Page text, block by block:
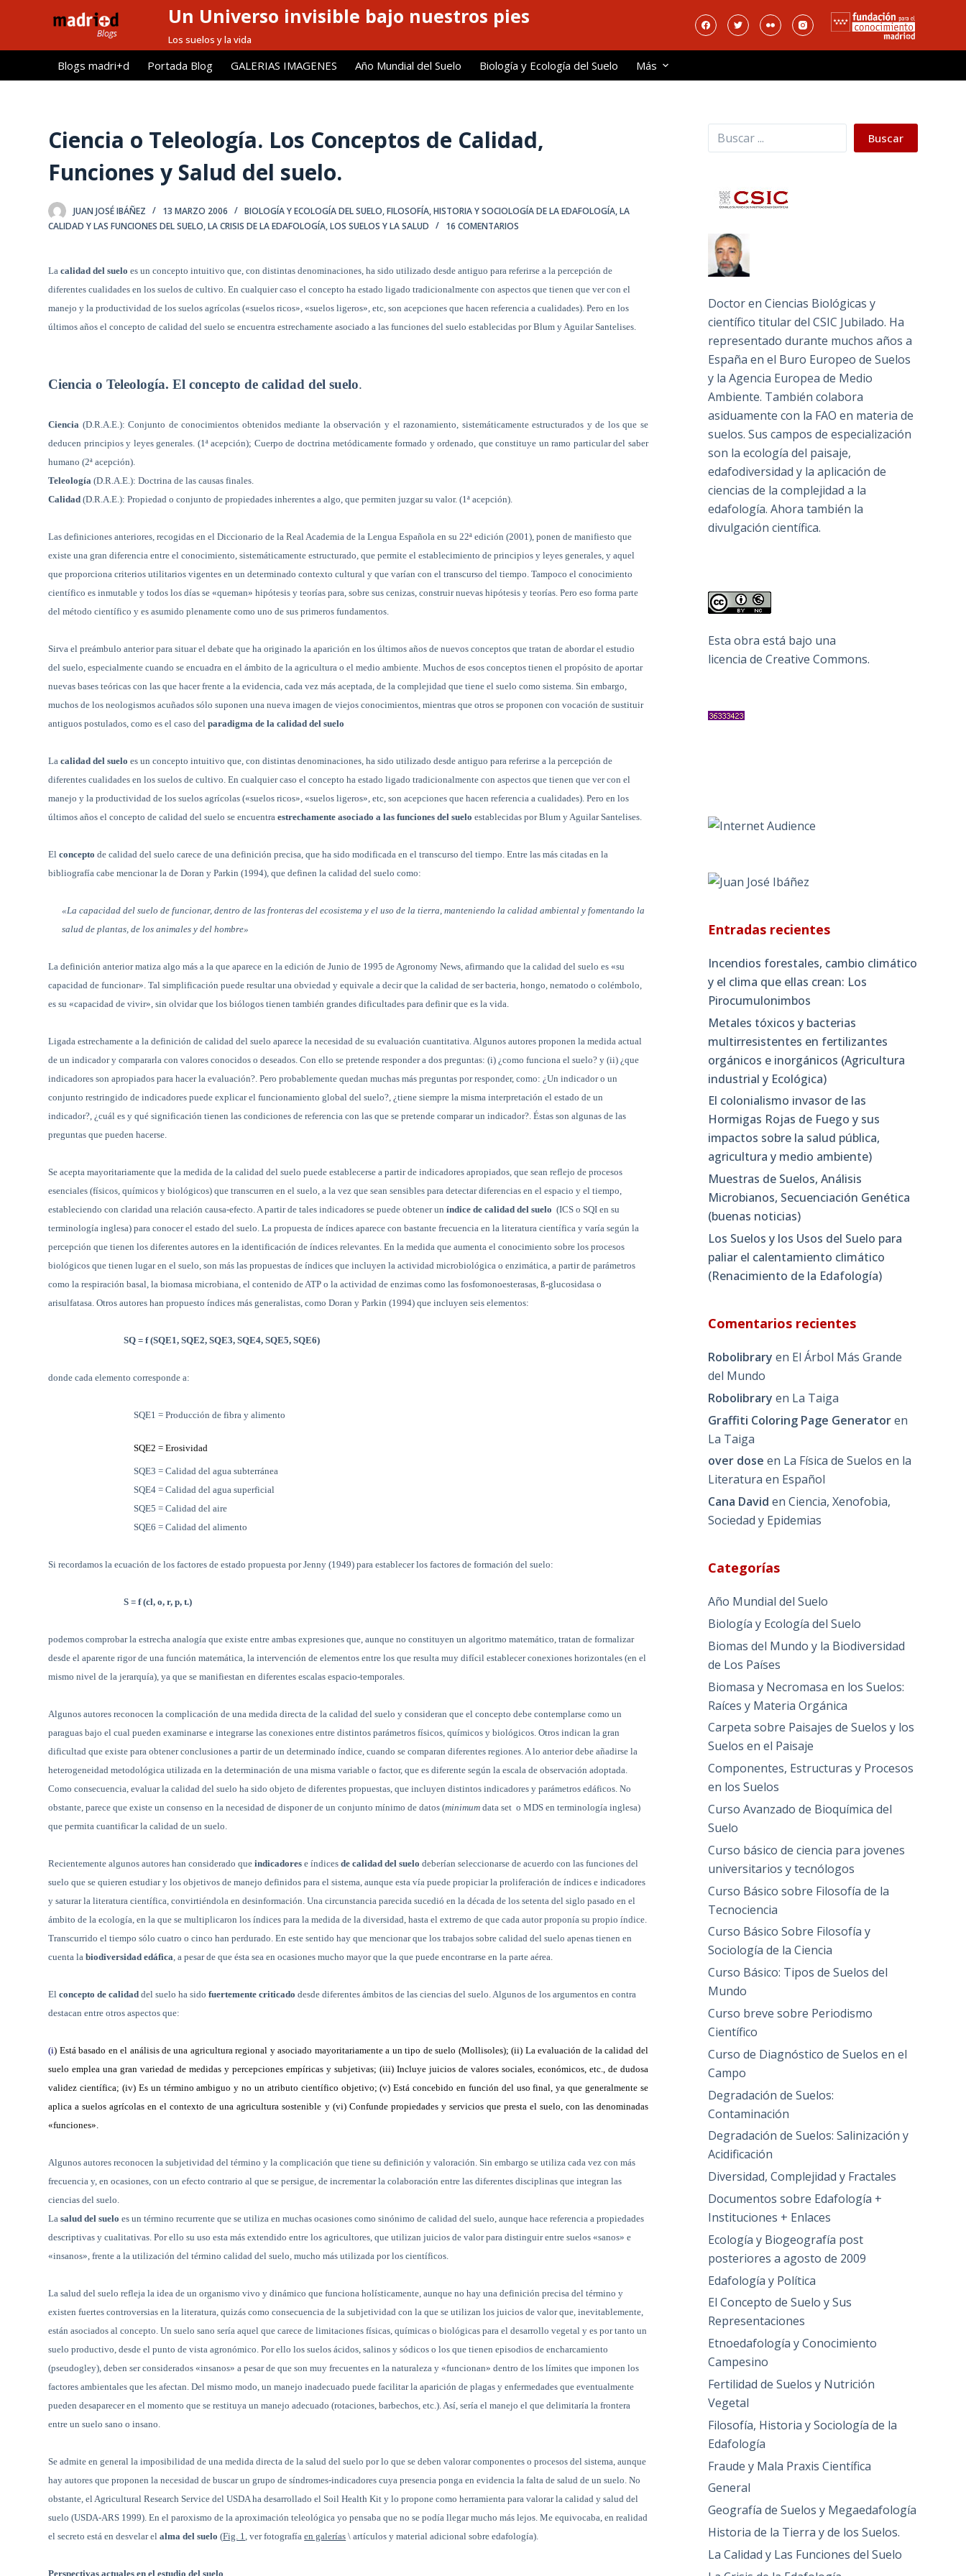
l
Un Universo invisible bajo nuestros pies
Los suelos y la vida
Blogs madri+d Portada Blog GALERIAS IMAGENES Año Mundial del Suelo Biología y Ecología del Suelo Más
Ciencia o Teleología. Los Conceptos de Calidad,
Funciones y Salud del suelo.
JUAN JOSÉ IBÁÑEZ 13 MARZO 2006 BIOLOGÍA Y ECOLOGÍA DEL SUELO,FILOSOFÍA, HISTORIA Y SOCIOLOGÍA DE LA EDAFOLOGÍA,LA
CALIDAD Y LAS FUNCIONES DEL SUELO,LA CRISIS DE LA EDAFOLOGÍA,LOS SUELOS Y LA SALUD 16 COMENTARIOS
Lacalidad del suelo es un concepto intuitivo que, con distintas denominaciones, ha sido utilizado desde antiguo para referirse a la percepción de
diferentes cualidades en los suelos de cultivo. En cualquier caso el concepto ha estado ligado tradicionalmente con aspectos que tienen que ver con el
manejo y la productividad de los suelos agrícolas («suelos ricos», «suelos ligeros», etc, son acepciones que hacen referencia a cualidades). Pero en los
últimos años el concepto de calidad del suelo se encuentra estrechamente asociado a las funciones del suelo establecidas por Blum y Aguilar Santelises.
Ciencia o Teleología. El concepto de calidad del suelo.
Ciencia (D.R.A.E.):Conjunto de conocimientos obtenidos mediante la observación y el razonamiento, sistemáticamente estructurados y de los que se
deducen principios y leyes generales. (1ª acepción); Cuerpo de doctrina metódicamente formado y ordenado, que constituye un ramo particular del saber
humano (2ª acepción).
Teleología (D.R.A.E.): Doctrina de las causas finales.
Calidad (D.R.A.E.):Propiedad o conjunto de propiedades inherentes a algo, que permiten juzgar su valor. (1ª acepción).
Las definiciones anteriores, recogidas en el Diccionario de la Real Academia de la Lengua Española en su 22ª edición (2001), ponen de manifiesto que
existe una gran diferencia entre el conocimiento, sistemáticamente estructurado, que permite el establecimiento de principios y leyes generales, y aquel
que proporciona criterios utilitarios vigentes en un determinado contexto cultural y que varían con el transcurso del tiempo. Tampoco el conocimiento
científico es inmutable y todos los días se «queman» hipótesis y teorías para, sobre sus cenizas, construir nuevas hipótesis y teorías. Pero eso forma parte
del método científico y es asumido plenamente como uno de sus primeros fundamentos.
Sirva el preámbulo anterior para situar el debate que ha originado la aparición en los últimos años de nuevos conceptos que tratan de abordar el estudio
del suelo, especialmente cuando se encuadra en el ámbito de la agricultura o el medio ambiente. Muchos de esos conceptos tienen el propósito de aportar
nuevas bases teóricas con las que hacer frente a la evidencia, cada vez más aceptada, de la complejidad que tiene el suelo como sistema. Sin embargo,
muchos de los neologismos acuñados sólo suponen una nueva imagen de viejos conocimientos, mientras que otros se proponen con vocación de sustituir
antiguos postulados, como es el caso delparadigma de la calidad del suelo
Lacalidad del suelo es un concepto intuitivo que, con distintas denominaciones, ha sido utilizado desde antiguo para referirse a la percepción de
diferentes cualidades en los suelos de cultivo. En cualquier caso el concepto ha estado ligado tradicionalmente con aspectos que tienen que ver con el
manejo y la productividad de los suelos agrícolas («suelos ricos», «suelos ligeros», etc, son acepciones que hacen referencia a cualidades). Pero en los
últimos años el concepto de calidad del suelo se encuentraestrechamente asociado a las funciones del suelo establecidas por Blum y Aguilar Santelises.
Elconcepto de calidad del suelo carece de una definición precisa, que ha sido modificada en el transcurso del tiempo. Entre las más citadas en la
bibliografía cabe mencionar la de Doran y Parkin (1994), que definen la calidad del suelo como:
«La capacidad del suelo de funcionar, dentro de las fronteras del ecosistema y el uso de la tierra, manteniendo la calidad ambiental y fomentando la
salud de plantas, de los animales y del hombre»
La definición anterior matiza algo más a la que aparece en la edición de Junio de 1995 de Agronomy News, afirmando que la calidad del suelo es «su
capacidad de funcionar». Tal simplificación puede resultar una obviedad y equivale a decir que la calidad de ser bacteria, hongo, nematodo o colémbolo,
es su «capacidad de vivir», sin olvidar que los biólogos tienen también grandes dificultades para definir que es la vida.
Ligada estrechamente a la definición de calidad del suelo aparece la necesidad de su evaluación cuantitativa. Algunos autores proponen la medida actual
de un indicador y compararla con valores conocidos o deseados. Con ello se pretende responder a dos preguntas: (i) ¿como funciona el suelo? y (ii) ¿que
indicadores son apropiados para hacer la evaluación?. Pero probablemente quedan muchas más preguntas por responder, como: ¿Un indicador o un
conjunto restringido de indicadores puede explicar el funcionamiento global del suelo?, ¿tiene siempre la misma interpretación el estado de un
indicador?, ¿cuál es y qué significación tienen las condiciones de referencia con las que se pretende comparar un indicador?. Éstas son algunas de las
preguntas que pueden hacerse.
Se acepta mayoritariamente que la medida de la calidad del suelo puede establecerse a partir de indicadores apropiados, que sean reflejo de procesos
esenciales (físicos, químicos y biológicos) que transcurren en el suelo, a la vez que sean sensibles para detectar diferencias en el espacio y el tiempo,
estableciendo con claridad una relación causa-efecto. A partir de tales indicadores se puede obtener uníndice de calidad del suelo (ICS o SQI en su
terminología inglesa) para conocer el estado del suelo. La propuesta de índices aparece con bastante frecuencia en la literatura científica y varía según la
percepción que tienen los diferentes autores en la identificación de índices relevantes. En la medida que aumenta el conocimiento sobre los procesos
biológicos que tienen lugar en el suelo, son más las propuestas de índices que incluyen la actividad microbiológica o enzimática, a partir de parámetros
como la respiración basal, la biomasa microbiana, el contenido de ATP o la actividad de enzimas como las fosfomonoesterasas, ß-glucosidasa o
arisulfatasa. Otros autores han propuesto índices más generalistas, como Doran y Parkin (1994) que incluyen seis elementos:
SQ = f (SQE1, SQE2, SQE3, SQE4, SQE5, SQE6)
donde cada elemento corresponde a:
SQE1 = Producción de fibra y alimento
SQE2 = Erosividad
SQE3 = Calidad del agua subterránea
SQE4 = Calidad del agua superficial
SQE5 = Calidad del aire
SQE6 = Calidad del alimento
Si recordamos la ecuación de los factores de estado propuesta por Jenny (1949) para establecer los factores de formación del suelo:
S = f (cl, o, r, p, t.)
podemos comprobar la estrecha analogía que existe entre ambas expresiones que, aunque no constituyen un algoritmo matemático, tratan de formalizar
desde el aparente rigor de una función matemática, la intervención de elementos entre los que resulta muy difícil establecer conexiones horizontales (en el
mismo nivel de la jerarquía), ya que se manifiestan en diferentes escalas espacio-temporales.
Algunos autores reconocen la complicación de una medida directa de la calidad del suelo y consideran que el concepto debe contemplarse como un
paraguas bajo el cual pueden examinarse e integrarse las conexiones entre distintos parámetros físicos, químicos y biológicos. Otros indican la gran
dificultad que existe para obtener conclusiones a partir de un determinado índice, cuando se comparan diferentes regiones. A lo anterior debe añadirse la
heterogeneidad metodológica utilizada en la determinación de una misma variable o factor, que es diferente según la escala de observación adoptada.
Como consecuencia, evaluar la calidad del suelo ha sido objeto de diferentes propuestas, que incluyen distintos indicadores y parámetros edáficos. No
obstante, parece que existe un consenso en la necesidad de disponer de un conjunto mínimo de datos (minimum data set o MDS en terminología inglesa)
que permita cuantificar la calidad de un suelo.
Recientemente algunos autores han considerado queindicadores e índicesde calidad del suelo deberían seleccionarse de acuerdo con las funciones del
suelo que se quieren estudiar y los objetivos de manejo definidos para el sistema, aunque esta vía puede propiciar la proliferación de índices e indicadores
y saturar la literatura científica, convirtiéndola en desinformación. Una circunstancia parecida sucedió en la década de los setenta del siglo pasado en el
ámbito de la ecología, en la que se multiplicaron los índices para la medida de la diversidad, hasta el extremo de que cada autor proponía su propio índice.
Transcurrido el tiempo sólo cuatro o cinco han perdurado. En este sentido hay que mencionar que los trabajos sobre calidad del suelo apenas tienen en
cuenta labiodiversidad edáfica, a pesar de que ésta sea en ocasiones mucho mayor que la que puede encontrarse en la parte aérea.
Elconcepto de calidad del suelo ha sidofuertemente criticado desde diferentes ámbitos de las ciencias del suelo. Algunos de los argumentos en contra
destacan entre otros aspectos que:
(i) Está basado en el análisis de una agricultura regional y asociado mayoritariamente a un tipo de suelo (Mollisoles); (ii) La evaluación de la calidad del
suelo emplea una gran variedad de medidas y percepciones empíricas y subjetivas; (iii) Incluye juicios de valores sociales, económicos, etc., de dudosa
validez científica; (iv) Es un término ambiguo y no un atributo científico objetivo; (v) Está concebido en función del uso final, ya que generalmente se
aplica a suelos agrícolas en el contexto de una agricultura sostenible y (vi) Confunde propiedades y servicios que presta el suelo, con las denominadas
«funciones».
Algunos autores reconocen la subjetividad del término y la complicación que tiene su definición y valoración. Sin embargo se utiliza cada vez con más
frecuencia y, en ocasiones, con un efecto contrario al que se persigue, de incrementar la colaboración entre las diferentes disciplinas que integran las
ciencias del suelo.
Lasalud del suelo es un término recurrente que se utiliza en muchas ocasiones como sinónimo de calidad del suelo, aunque hace referencia a propiedades
descriptivas y cualitativas. Por ello su uso esta más extendido entre los agricultores, que utilizan juicios de valor para distinguir entre suelos «sanos» e
«insanos», frente a la utilización del término calidad del suelo, mucho más utilizada por los científicos.
La salud del suelo refleja la idea de un organismo vivo y dinámico que funciona holísticamente, aunque no hay una definición precisa del término y
existen fuertes controversias en la literatura, quizás como consecuencia de la subjetividad con la que se utilizan los juicios de valor que, inevitablemente,
están asociados al concepto. Un suelo sano sería aquel que carece de limitaciones físicas, químicas o biológicas para el desarrollo vegetal y es por tanto un
suelo productivo, desde el punto de vista agronómico. Por ello los suelos ácidos, salinos y sódicos o los que tienen episodios de encharcamiento
(pseudogley), deben ser considerados «insanos» a pesar de que son muy frecuentes en la naturaleza y «funcionan» dentro de los límites que imponen los
factores ambientales que les afectan. Del mismo modo, un manejo inadecuado puede facilitar la aparición de plagas y enfermedades que eventualmente
pueden desaparecer en el momento que se restituya un manejo adecuado (rotaciones, barbechos, etc.). Así, sería el manejo el que delimitaría la frontera
entre un suelo sano o insano.
Se admite en general la imposibilidad de una medida directa de la salud del suelo por lo que se deben valorar componentes o procesos del sistema, aunque
hay autores que proponen la necesidad de buscar un grupo de síndromes-indicadores cuya presencia ponga en evidencia la falta de salud de un suelo. No
obstante, el Agricultural Research Service del USDA ha desarrollado el Soil Health Kit y lo propone como herramienta para valorar la calidad y salud del
suelo (USDA-ARS 1999). En el paroxismo de la aproximación teleológica yo pensaba que no se podía llegar mucho más lejos. Me equivocaba, en realidad
el secreto está en desvelar elalma del suelo (Fig. 1, ver fotografíaen galerías \ artículos y material adicional sobre edafología).
Perspectivas actuales en el estudio del suelo
Buscar Buscar
Doctor en Ciencias Biológicas y
científico titular del CSIC Jubilado. Ha
representado durante muchos años a
España en el Buro Europeo de Suelos
y la Agencia Europea de Medio
Ambiente. También colabora
asiduamente con la FAO en materia de
suelos. Sus campos de especialización
son la ecología del paisaje,
edafodiversidad y la aplicación de
ciencias de la complejidad a la
edafología. Ahora también la
divulgación científica.
Esta obra está bajo una
licencia de Creative Commons.
Entradas recientes
Incendios forestales, cambio climático
y el clima que ellas crean: Los
Pirocumulonimbos
Metales tóxicos y bacterias
multirresistentes en fertilizantes
orgánicos e inorgánicos (Agricultura
industrial y Ecológica)
El colonialismo invasor de las
Hormigas Rojas de Fuego y sus
impactos sobre la salud pública,
agricultura y medio ambiente)
Muestras de Suelos, Análisis
Microbianos, Secuenciación Genética
(buenas noticias)
Los Suelos y los Usos del Suelo para
paliar el calentamiento climático
(Renacimiento de la Edafología)
Comentarios recientes
Robolibrary en El Árbol Más Grande
del Mundo
Robolibrary en La Taiga
Graffiti Coloring Page Generatoren
La Taiga
over dose en La Física de Suelos en la
Literatura en Español
Cana David enCiencia, Xenofobia,
Sociedad y Epidemias
Categorías
Año Mundial del Suelo
Biología y Ecología del Suelo
Biomas del Mundo y la Biodiversidad
de Los Países
Biomasa y Necromasa en los Suelos:
Raíces y Materia Orgánica
Carpeta sobre Paisajes de Suelos y los
Suelos en el Paisaje
Componentes, Estructuras y Procesos
en los Suelos
Curso Avanzado de Bioquímica del
Suelo
Curso básico de ciencia para jovenes
universitarios y tecnólogos
Curso Básico sobre Filosofía de la
Tecnociencia
Curso Básico Sobre Filosofía y
Sociología de la Ciencia
Curso Básico: Tipos de Suelos del
Mundo
Curso breve sobre Periodismo
Científico
Curso de Diagnóstico de Suelos en el
Campo
Degradación de Suelos:
Contaminación
Degradación de Suelos: Salinización y
Acidificación
Diversidad, Complejidad y Fractales
Documentos sobre Edafología +
Instituciones + Enlaces
Ecología y Biogeografía post
posteriores a agosto de 2009
Edafología y Política
El Concepto de Suelo y Sus
Representaciones
Etnoedafología y Conocimiento
Campesino
Fertilidad de Suelos y Nutrición
Vegetal
Filosofía, Historia y Sociología de la
Edafología
Fraude y Mala Praxis Científica
General
Geografía de Suelos y Megaedafología
Historia de la Tierra y de los Suelos.
La Calidad y Las Funciones del Suelo